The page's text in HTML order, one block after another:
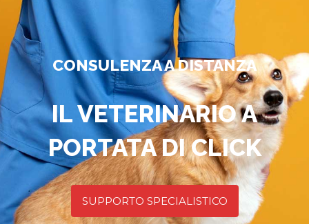
CONSULENZA A DISTANZA
IL VETERINARIO A
PORTATA DI CLICK
SUPPORTO SPECIALISTICO